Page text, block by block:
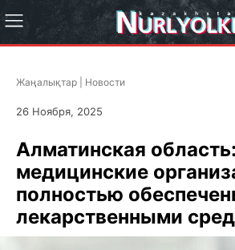
Жаңалықтар | Новости
26 Ноября, 2025
Алматинская область:
медицинские
полностью
лекарственными